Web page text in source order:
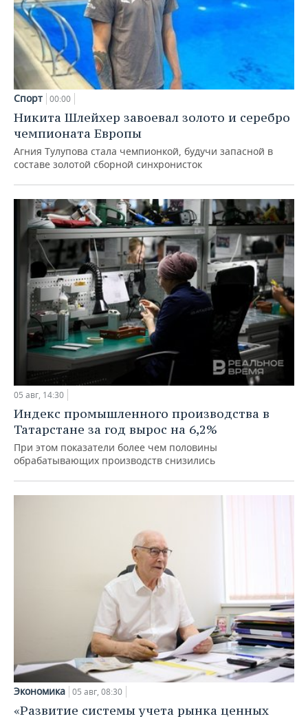
Спорт 00:00
Никита Шлейхер завоевал золото и серебро
чемпионата Европы
Агния Тулупова стала чемпионкой, будучи запасной в
составе золотой сборной синхронисток
05 авг, 14:30
Индекс промышленного производства в
Татарстане за год вырос на 6,2%
При этом показатели более чем половины
обрабатывающих производств снизились
Экономика 05 авг, 08:30
«Развитие системы учета рынка ценных